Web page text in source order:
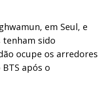
em Seul, e
tenham sido
ocupe os arredores
após o